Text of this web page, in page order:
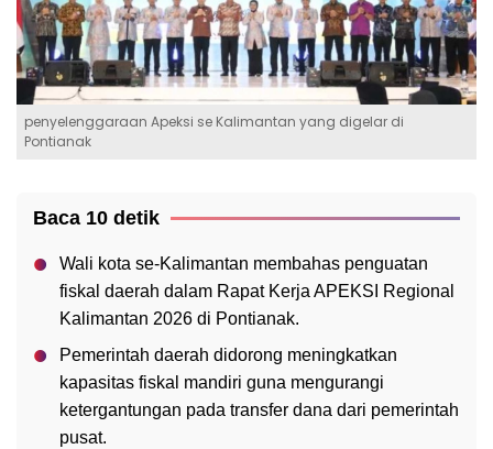
penyelenggaraan Apeksi se Kalimantan yang digelar di
Pontianak
Baca 10 detik
Wali kota se-Kalimantan membahas penguatan
fiskal daerah dalam Rapat Kerja APEKSI Regional
Kalimantan 2026 di Pontianak.
Pemerintah daerah didorong meningkatkan
kapasitas fiskal mandiri guna mengurangi
ketergantungan pada transfer dana dari pemerintah
pusat.